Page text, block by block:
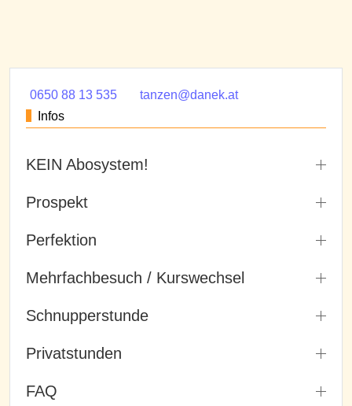
0650 88 13 535
tanzen@danek.at
Infos
KEIN Abosystem!
Prospekt
Perfektion
Mehrfachbesuch / Kurswechsel
Schnupperstunde
Privatstunden
FAQ